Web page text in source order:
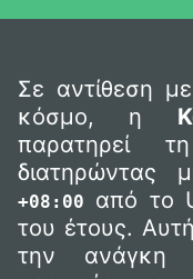
Σε αντίθεση
κόσμο, η
παρατηρεί
διατηρώντας
+08:00
από το
του έτους.
την ανάγκη